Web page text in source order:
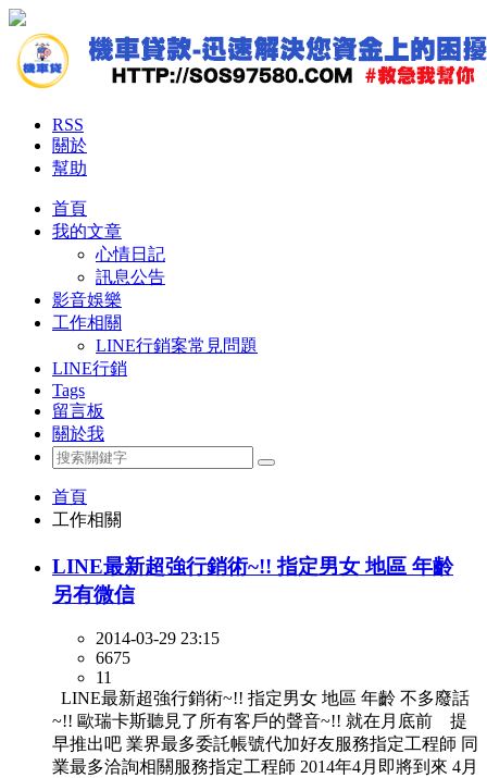
RSS
關於
幫助
首頁
我的文章
心情日記
訊息公告
影音娛樂
工作相關
LINE行銷案常見問題
LINE行銷
Tags
留言板
關於我
首頁
工作相關
LINE最新超強行銷術~!! 指定男女 地區 年齡
另有微信
2014-03-29 23:15
6675
11
LINE最新超強行銷術~!! 指定男女 地區 年齡 不多廢話
~!! 歐瑞卡斯聽見了所有客戶的聲音~!! 就在月底前 提
早推出吧 業界最多委託帳號代加好友服務指定工程師 同
業最多洽詢相關服務指定工程師 2014年4月即將到來 4月